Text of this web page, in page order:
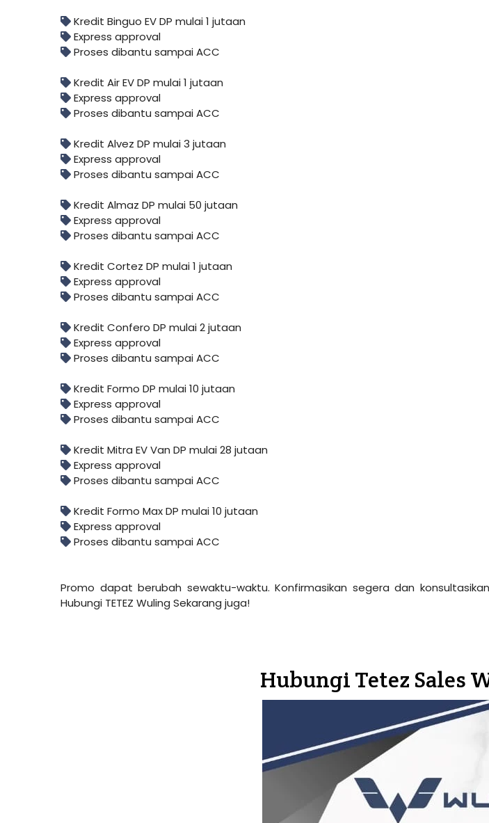
Kredit Binguo EV DP mulai 1 jutaan
Express approval
Proses dibantu sampai ACC
Kredit Air EV DP mulai 1 jutaan
Express approval
Proses dibantu sampai ACC
Kredit Alvez DP mulai 3 jutaan
Express approval
Proses dibantu sampai ACC
Kredit Almaz DP mulai 50 jutaan
Express approval
Proses dibantu sampai ACC
Kredit Cortez DP mulai 1 jutaan
Express approval
Proses dibantu sampai ACC
Kredit Confero DP mulai 2 jutaan
Express approval
Proses dibantu sampai ACC
Kredit Formo DP mulai 10 jutaan
Express approval
Proses dibantu sampai ACC
Kredit Mitra EV Van DP mulai 28 jutaan
Express approval
Proses dibantu sampai ACC
Kredit Formo Max DP mulai 10 jutaan
Express approval
Proses dibantu sampai ACC
Promo dapat berubah sewaktu-waktu. Konfirmasikan segera dan
Hubungi TETEZ Wuling Sekarang juga!
Hubungi Tetez Sales